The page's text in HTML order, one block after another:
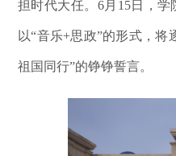
担时代大任。 6月15日，学
以“音乐+思政”的形式，将
祖国同行”的铮铮誓言。